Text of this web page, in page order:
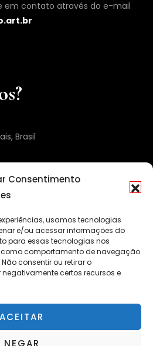
Consentimento
usamos tecnologias
e/ou acessar informações do
para essas tecnologias nos
comportamento de navegação
consentir ou retirar o
certos recursos e
ACEITAR
NEGAR
em contato através do e-mail
Brasil